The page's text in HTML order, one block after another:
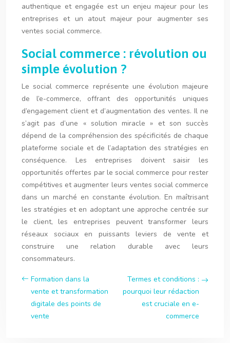
authentique et engagée est un enjeu majeur pour les
entreprises et un atout majeur pour augmenter ses
ventes social commerce.
Social commerce : révolution ou
simple évolution ?
Le social commerce représente une évolution majeure
de l’e-commerce, offrant des opportunités uniques
d’engagement client et d’augmentation des ventes. Il ne
s’agit pas d’une « solution miracle » et son succès
dépend de la compréhension des spécificités de chaque
plateforme sociale et de l’adaptation des stratégies en
conséquence. Les entreprises doivent saisir les
opportunités offertes par le social commerce pour rester
compétitives et augmenter leurs ventes social commerce
dans un marché en constante évolution. En maîtrisant
les stratégies et en adoptant une approche centrée sur
le client, les entreprises peuvent transformer leurs
réseaux sociaux en puissants leviers de vente et
construire une relation durable avec leurs
consommateurs.
Formation dans la
vente et transformation
digitale des points de
vente
Termes et conditions :
pourquoi leur rédaction
est cruciale en e-
commerce